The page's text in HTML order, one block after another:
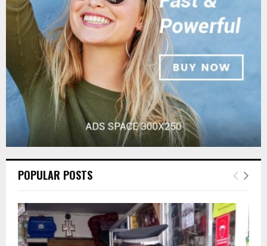
:
C
POPULAR POSTS